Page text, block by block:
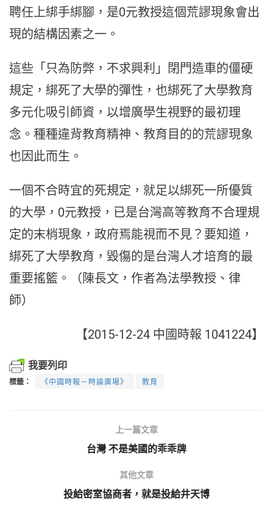
聘任上綁手綁腳，是0元教授這個荒謬現象會出
現的結構因素之一。
這些「只為防弊，不求興利」閉門造車的僵硬
規定，綁死了大學的彈性，也綁死了大學教育
多元化吸引師資，以增廣學生視野的最初理
念。種種違背教育精神、教育目的的荒謬現象
也因此而生。
一個不合時宜的死規定，就足以綁死一所優質
的大學，0元教授，已是台灣高等教育不合理規
定的末梢現象，政府焉能視而不見？要知道，
綁死了大學教育，毀傷的是台灣人才培育的最
重要搖籃。（陳長文，作者為法學教授、律
師）
【2015-12-24 中國時報 1041224】
我要列印
標籤： 《中國時報－時論廣場》 教育
上一篇文章
台灣 不是美國的乖乖牌
其他文章
投給密室協商者，就是投給井天博